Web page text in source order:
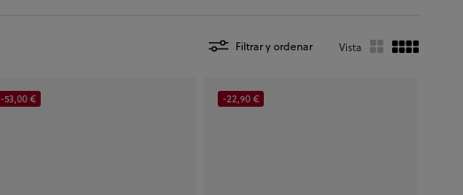
Filtrar y ordenar Vista
-53,00 € -22,90 €